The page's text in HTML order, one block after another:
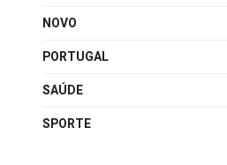
NOVO
PORTUGAL
SAÚDE
SPORTE